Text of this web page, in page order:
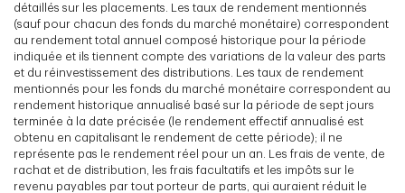
détaillés sur les placements. Les taux de rendement mentionnés
(sauf pour chacun des fonds du marché monétaire) correspondent
au rendement total annuel composé historique pour la période
indiquée et ils tiennent compte des variations de la valeur des parts
et du réinvestissement des distributions. Les taux de rendement
mentionnés pour les fonds du marché monétaire correspondent au
rendement historique annualisé basé sur la période de sept jours
terminée à la date précisée (le rendement effectif annualisé est
obtenu en capitalisant le rendement de cette période); il ne
représente pas le rendement réel pour un an. Les frais de vente, de
rachat et de distribution, les frais facultatifs et les impôts sur le
revenu payables par tout porteur de parts, qui auraient réduit le